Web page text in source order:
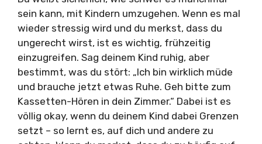
sein kann, mit Kindern umzugehen. Wenn es mal
wieder stressig wird und du merkst, dass du
ungerecht wirst, ist es wichtig, frühzeitig
einzugreifen. Sag deinem Kind ruhig, aber
bestimmt, was du stört: „Ich bin wirklich müde
und brauche jetzt etwas Ruhe. Geh bitte zum
Kassetten-Hören in dein Zimmer.“ Dabei ist es
völlig okay, wenn du deinem Kind dabei Grenzen
setzt – so lernt es, auf dich und andere zu